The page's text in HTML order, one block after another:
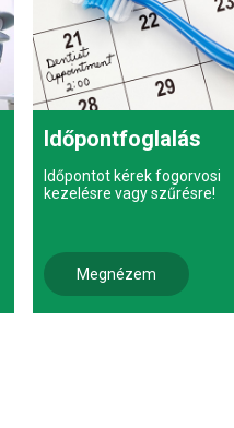
Időpontfoglalás
Időpontot kérek fogorvosi
kezelésre vagy szűrésre!
Megnézem